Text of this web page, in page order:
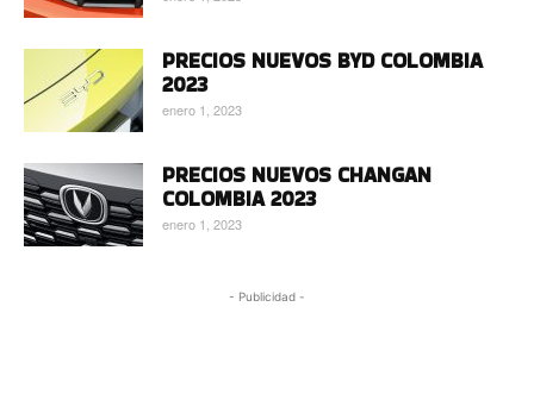
PRECIOS NUEVOS BYD COLOMBIA
2023
enero 1, 2023
PRECIOS NUEVOS CHANGAN
COLOMBIA 2023
enero 1, 2023
- Publicidad -